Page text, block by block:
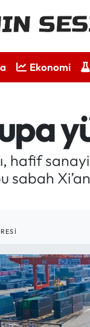
Ekonomi
sanayi
sabah